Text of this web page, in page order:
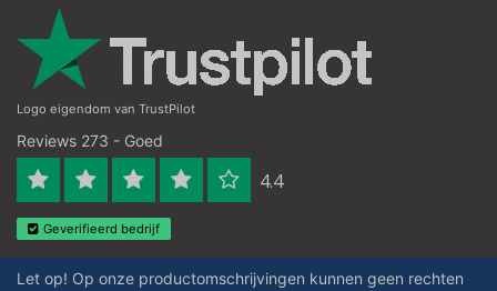
Logo eigendom van TrustPilot
Reviews 273 - Goed
4.4
Geverifieerd bedrijf
Let op! Op onze productomschrijvingen kunnen geen rechten